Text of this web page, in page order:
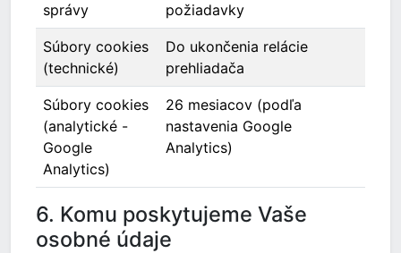
správy
požiadavky
Súbory cookies
(technické)
Do ukončenia relácie
prehliadača
Súbory cookies
(analytické -
Google
Analytics)
26 mesiacov (podľa
nastavenia Google
Analytics)
6. Komu poskytujeme Vaše
osobné údaje